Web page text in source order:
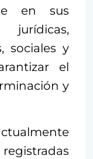
en sus
jurídicas,
sociales y
el
y
registradas